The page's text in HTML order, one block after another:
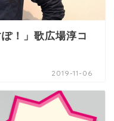
！」歌広場淳コ
2019-11-06